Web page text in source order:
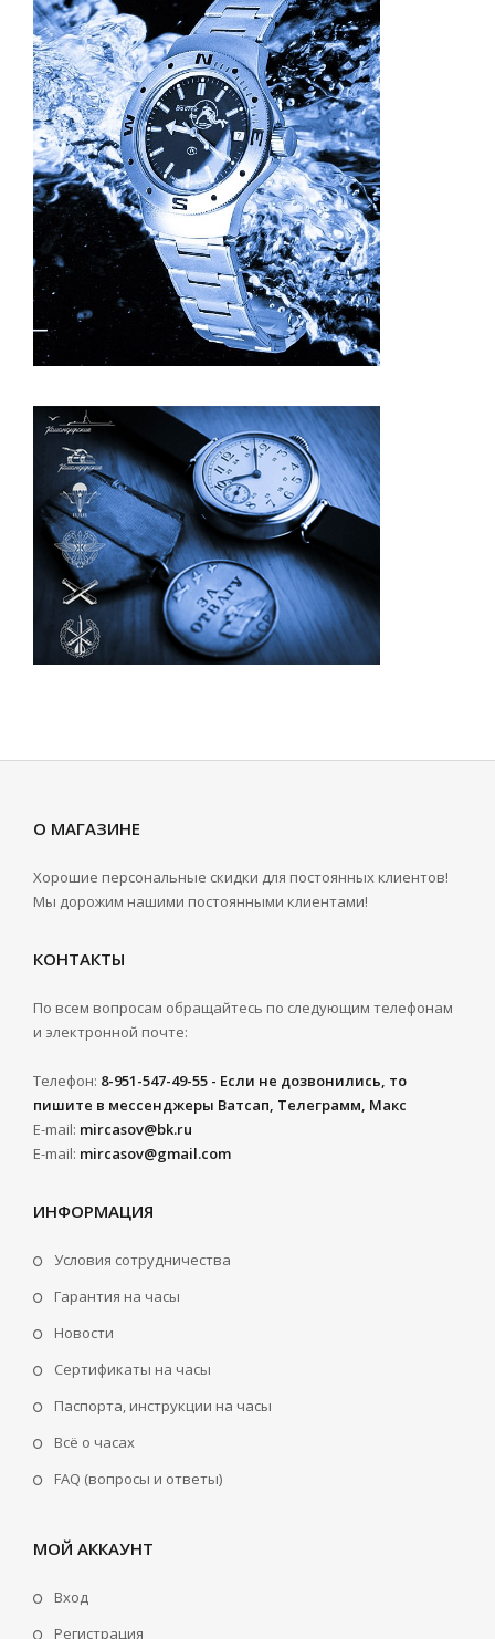
О МАГАЗИНЕ
Хорошие персональные скидки для постоянных клиентов!
Мы дорожим нашими постоянными клиентами!
КОНТАКТЫ
По всем вопросам обращайтесь по следующим телефонам
и электронной почте:
Телефон: 8-951-547-49-55 - Если не дозвонились, то
пишите в мессенджеры Ватсап, Телеграмм, Макс
E-mail: mircasov@bk.ru
E-mail: mircasov@gmail.com
ИНФОРМАЦИЯ
Условия сотрудничества
Гарантия на часы
Новости
Сертификаты на часы
Паспорта, инструкции на часы
Всё о часах
FAQ (вопросы и ответы)
МОЙ АККАУНТ
Вход
Регистрация